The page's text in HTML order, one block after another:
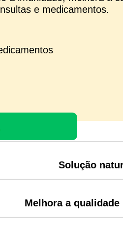
e medicamentos.
Solução
Melhora a qualidade